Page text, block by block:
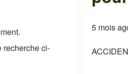
recherche ci-
5 mois